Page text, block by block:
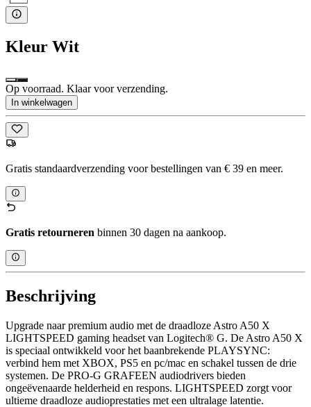
Kleur Wit
Op voorraad. Klaar voor verzending.
In winkelwagen
Gratis standaardverzending voor bestellingen van € 39 en meer.
Gratis retourneren binnen 30 dagen na aankoop.
Beschrijving
Upgrade naar premium audio met de draadloze Astro A50 X
LIGHTSPEED gaming headset van Logitech® G. De Astro A50 X
is speciaal ontwikkeld voor het baanbrekende PLAYSYNC:
verbind hem met XBOX, PS5 en pc/mac en schakel tussen de drie
systemen. De PRO-G GRAFEEN audiodrivers bieden
ongeëvenaarde helderheid en respons. LIGHTSPEED zorgt voor
ultieme draadloze audioprestaties met een ultralage latentie.